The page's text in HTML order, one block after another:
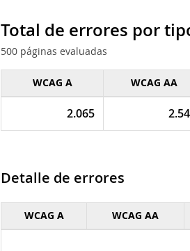
Total de errores por
500 páginas evaluadas
WCAG A WCAG AA
2.065
Detalle de errores
WCAG A WCAG AA